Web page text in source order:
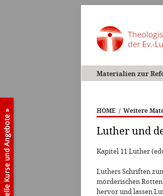
Materialien zur
HOME / Weitere
Luther und
Kapitel 11 Luther
Luthers Schriften
mörderischen
hervor und lassen